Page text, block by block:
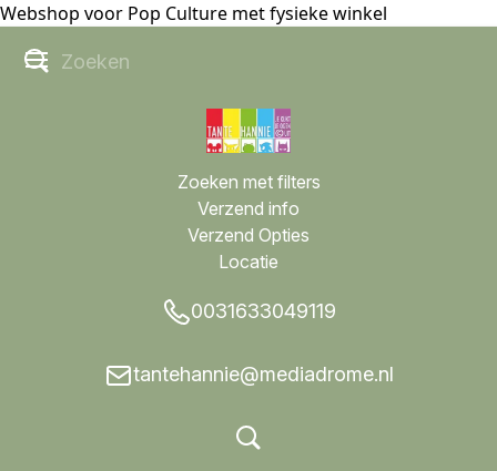
Webshop voor Pop Culture met fysieke winkel
Zoeken met filters
Verzend info
Verzend Opties
Locatie
0031633049119
tantehannie@mediadrome.nl